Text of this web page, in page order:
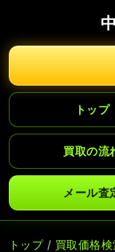
トップ
買取の流
メール査
トップ/ 買取価格検